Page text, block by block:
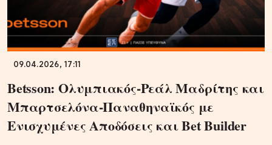
09.04.2026, 17:11
Betsson: Ολυμπιακός-Ρεάλ Μαδρίτης και
Μπαρτσελόνα-Παναθηναϊκός με
Ενισχυμένες Αποδόσεις και Bet Builder